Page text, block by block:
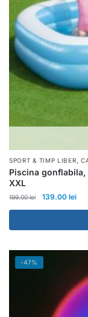
SPORT & TIMP LIBER,
Piscina gonflabila,
XXL
199.00lei 139.00 lei
-47%